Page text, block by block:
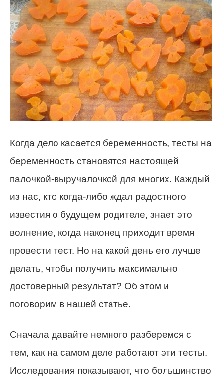
Когда дело касается беременность, тесты на
беременность становятся настоящей
палочкой-выручалочкой для многих. Каждый
из нас, кто когда-либо ждал радостного
известия о будущем родителе, знает это
волнение, когда наконец приходит время
провести тест. Но на какой день его лучше
делать, чтобы получить максимально
достоверный результат? Об этом и
поговорим в нашей статье.
Сначала давайте немного разберемся с
тем, как на самом деле работают эти тесты.
Исследования показывают, что большинство